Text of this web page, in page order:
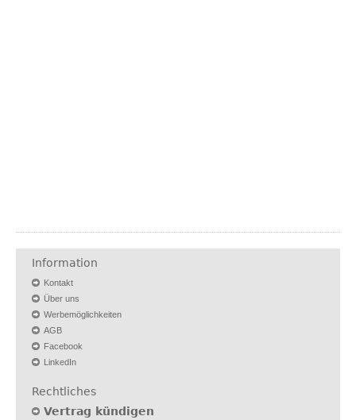
Information
Kontakt
Über uns
Werbemöglichkeiten
AGB
Facebook
LinkedIn
Rechtliches
Vertrag kündigen